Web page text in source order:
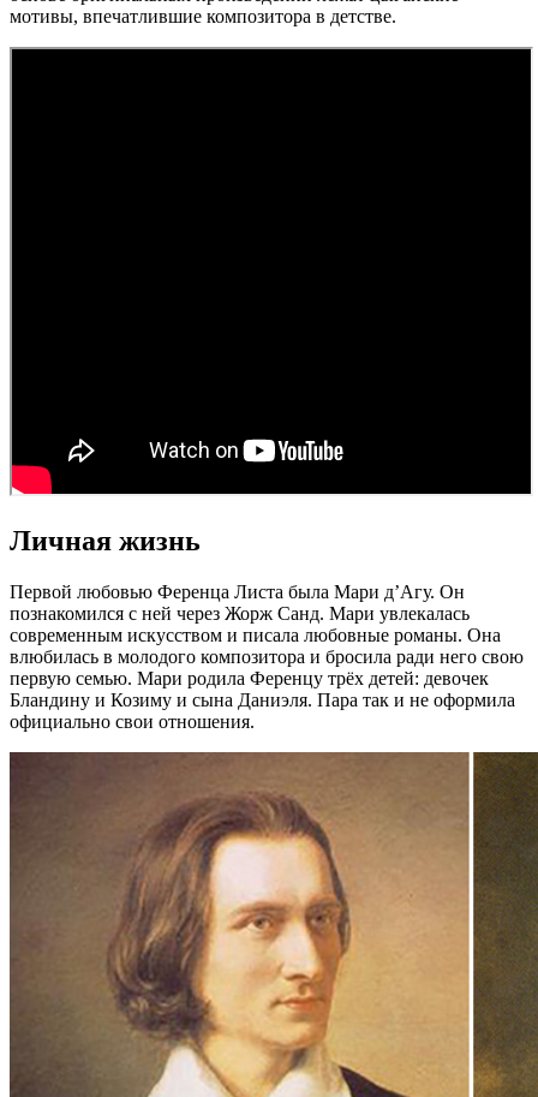
мотивы, впечатлившие композитора в детстве.
Личная жизнь
Первой любовью Ференца Листа была Мари д’Агу. Он
познакомился с ней через Жорж Санд. Мари увлекалась
современным искусством и писала любовные романы. Она
влюбилась в молодого композитора и бросила ради него свою
первую семью. Мари родила Ференцу трёх детей: девочек
Бландину и Козиму и сына Даниэля. Пара так и не оформила
официально свои отношения.